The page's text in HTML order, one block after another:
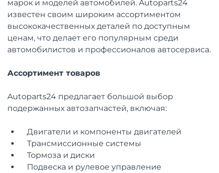
марок и моделей автомобилей. Autoparts24
известен своим широким ассортиментом
высококачественных деталей по доступным
ценам, что делает его популярным среди
автомобилистов и профессионалов автосервиса.
Ассортимент товаров
Autoparts24 предлагает большой выбор
подержанных автозапчастей, включая:
Двигатели и компоненты двигателей
Трансмиссионные системы
Тормоза и диски
Подвеска и рулевое управление